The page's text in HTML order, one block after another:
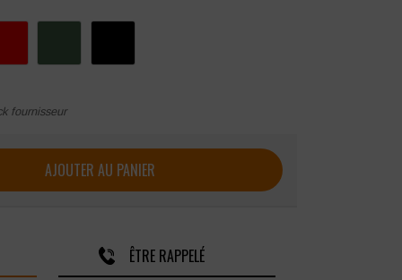
fournisseur
rafraîchissante/Conditionnement par 6 RUPTURE DE
AJOUTER AU PANIER
ÊTRE RAPPELÉ